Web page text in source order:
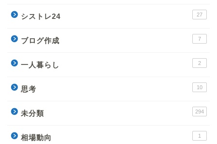
シストレ24 27
ブログ作成 7
一人暮らし 2
思考 10
未分類 294
相場動向 1